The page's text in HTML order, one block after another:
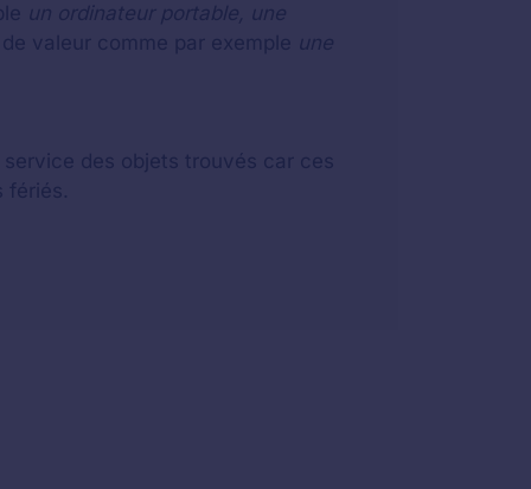
un ordinateur portable, une
valeur comme par exemple une
des objets trouvés car ces
fériés.